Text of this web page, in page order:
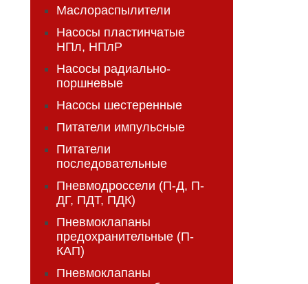
Маслораспылители
Насосы пластинчатые
НПл, НПлР
Насосы радиально-
поршневые
Насосы шестеренные
Питатели импульсные
Питатели
последовательные
Пневмодроссели (П-Д, П-
ДГ, ПДТ, ПДК)
Пневмоклапаны
предохранительные (П-
КАП)
Пневмоклапаны